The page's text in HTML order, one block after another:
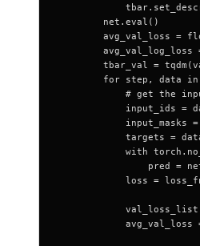
        net.eval()
avg_val_loss =
avg_val_log_loss
tbar_val =
for step, data
# get the
input_ids =
input_masks
targets =
with
pred =
loss =
avg_val_loss